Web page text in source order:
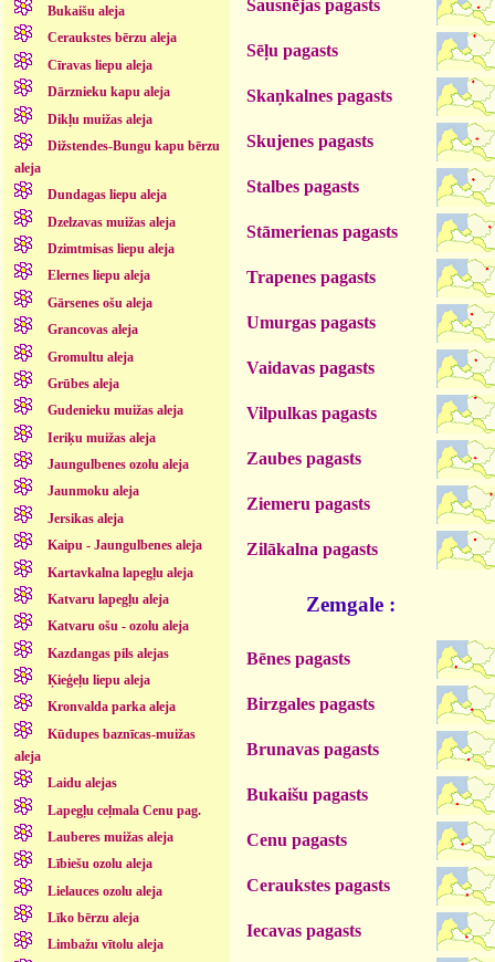
Bukaišu aleja
Ceraukstes bērzu aleja
Cīravas liepu aleja
Dārznieku kapu aleja
Dikļu muižas aleja
Dižstendes-Bungu kapu bērzu
aleja
Dundagas liepu aleja
Dzelzavas muižas aleja
Dzimtmisas liepu aleja
Elernes liepu aleja
Gārsenes ošu aleja
Grancovas aleja
Gromultu aleja
Grūbes aleja
Gudenieku muižas aleja
Ieriķu muižas aleja
Jaungulbenes ozolu aleja
Jaunmoku aleja
Jersikas aleja
Kaipu - Jaungulbenes aleja
Kartavkalna lapegļu aleja
Katvaru lapegļu aleja
Katvaru ošu - ozolu aleja
Kazdangas pils alejas
Ķieģeļu liepu aleja
Kronvalda parka aleja
Kūdupes baznīcas-muižas
aleja
Laidu alejas
Lapegļu ceļmala Cenu pag.
Lauberes muižas aleja
Lībiešu ozolu aleja
Lielauces ozolu aleja
Līko bērzu aleja
Limbažu vītolu aleja
Sausnējas pagasts
Sēļu pagasts
Skaņkalnes pagasts
Skujenes pagasts
Stalbes pagasts
Stāmerienas pagasts
Trapenes pagasts
Umurgas pagasts
Vaidavas pagasts
Vilpulkas pagasts
Zaubes pagasts
Ziemeru pagasts
Zilākalna pagasts
Zemgale :
Bēnes pagasts
Birzgales pagasts
Brunavas pagasts
Bukaišu pagasts
Cenu pagasts
Ceraukstes pagasts
Iecavas pagasts